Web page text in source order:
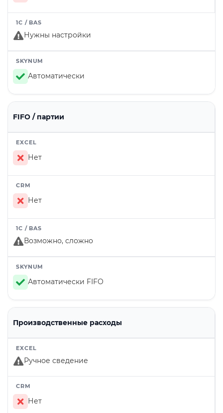
Нужны настройки
Автоматически
FIFO / партии
Нет
Нет
Возможно, сложно
Автоматически FIFO
Производственные расходы
Ручное сведение
Нет